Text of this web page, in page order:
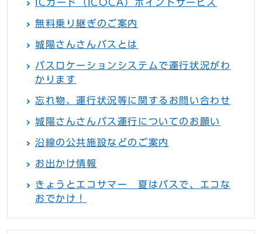
ICカード（ICOCA）ポイントサービス
無料乗り継ぎのご案内
城陽さんさんバスとは
バスロケーションシステムで運行状況がわ
かります
忘れ物、運行状況等に関するお問い合わせ
城陽さんさんバス運行についてのお願い
沿線の公共施設などのご案内
お出かけ情報
きょうとエコサマー 夏はバスで、エコな
おでかけ！